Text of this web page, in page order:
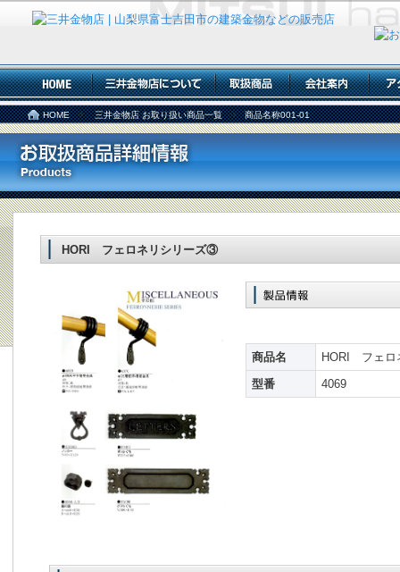
HOME 三井金物店 お取り扱い商品一覧 商品名称001-01
HORI フェロネリシリーズ③
商品名
HORI フェロ
型番
4069